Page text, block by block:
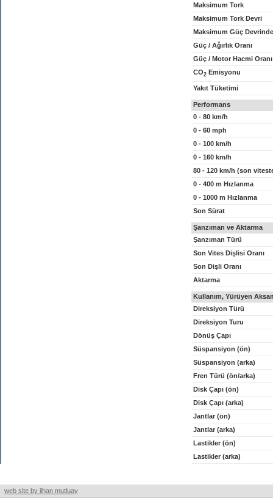
Maksimum Tork
Maksimum Tork Devri
Maksimum Güç
Güç / Ağırlık Oranı
Güç / Motor Hacmi Oranı
CO2 Emisyonu
Yakıt Tüketimi
Performans
0 - 80 km/h
0 - 60 mph
0 - 100 km/h
0 - 160 km/h
80 - 120 km/h (son
0 - 400 m Hızlanma
0 - 1000 m Hızlanma
Son Sürat
Şanzıman ve Aktarma
Şanzıman Türü
Son Vites Dişlisi Oranı
Son Dişli Oranı
Aktarma
Kullanım, Yürüyen
Direksiyon Türü
Direksiyon Turu
Dönüş Çapı
Süspansiyon (ön)
Süspansiyon (arka)
Fren Türü (ön/arka)
Disk Çapı (ön)
Disk Çapı (arka)
Jantlar (ön)
Jantlar (arka)
Lastikler (ön)
Lastikler (arka)
web site by ilhan mutluay